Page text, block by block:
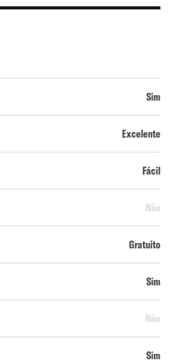
Sim
Excelente
Fácil
Não
Gratuito
Sim
Não
Sim